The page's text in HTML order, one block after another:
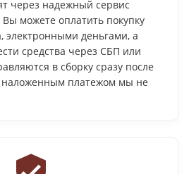
через надежный сервис
можете оплатить покупку
электронными деньгами, а
средства через СБП или
в сборку сразу после
наложенным платежом мы не